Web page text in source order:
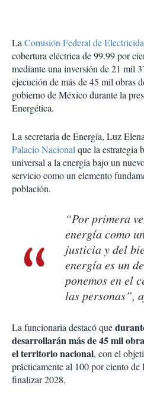
LaComisión Federal de
cobertura eléctrica de 99.99 por
mediante una inversión de 21 mil
ejecución de más de 45 mil obras
gobierno de México durante la
Energética.
La secretaria de Energía, Luz
Palacio Nacionalque la estrategia
universal a la energía bajo un
servicio como un elemento
población.
“Por primera
energía como
justicia y del
energía es un
ponemos en el
las personas”,
La funcionaria destacó que
desarrollarán más de 45 mil
el territorio nacional, con el
prácticamente al 100 por ciento de
finalizar 2028.